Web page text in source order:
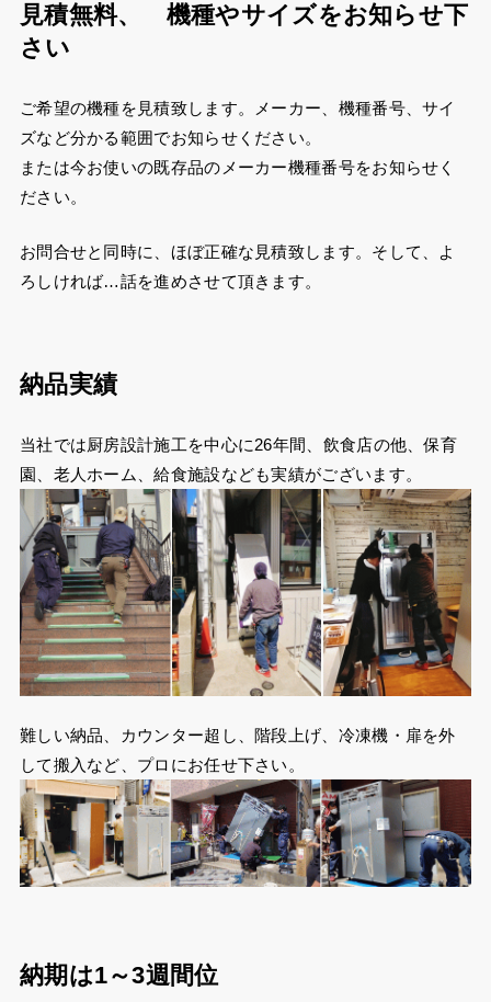
見積無料、 機種やサイズをお知らせ下
さい
ご希望の機種を見積致します。メーカー、機種番号、サイ
ズなど分かる範囲でお知らせください。
または今お使いの既存品のメーカー機種番号をお知らせく
ださい。
お問合せと同時に、ほぼ正確な見積致します。そして、よ
ろしければ…話を進めさせて頂きます。
納品実績
当社では厨房設計施工を中心に26年間、飲食店の他、保育
園、老人ホーム、給食施設なども実績がございます。
難しい納品、カウンター超し、階段上げ、冷凍機・扉を外
して搬入など、プロにお任せ下さい。
納期は1～3週間位